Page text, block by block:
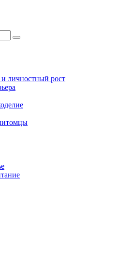
личностный рост